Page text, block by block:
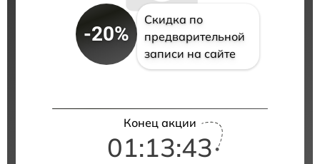
-20%
Скидка по
предварительной
записи на сайте
Конец акции
01:13:42